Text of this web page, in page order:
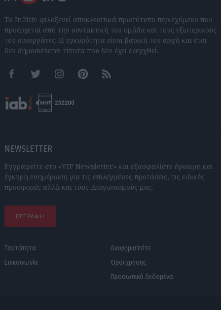
Το In2life φιλοξενεί αποκλειστικά πρωτότυπο περιεχόμενο που
προέρχεται από την συντακτική του ομάδα και τους εξωτερικούς
του συνεργάτες. Η εγκυρότητα είναι βασική του αρχή και έτσι
δεν δημοσιεύεται τίποτα που δεν έχει ελεγχθεί.
FacebookTwitter InstagramPinterestRSS feeds
NEWSLETTER
Εγγραφείτε στο «VIP Newsletter» και εξασφαλίστε έγκαιρη και
έγκυρη ενημέρωση για τις επιλεγμένες προτάσεις, τις ειδικές
προσφορές αλλά και τους Διαγωνισμούς μας.
ΕΓΓΡΑΦΗ
Ταυτότητα
Επικοινωνία
Διαφημιστείτε
Όροι χρήσης
Προσωπικά δεδομένα